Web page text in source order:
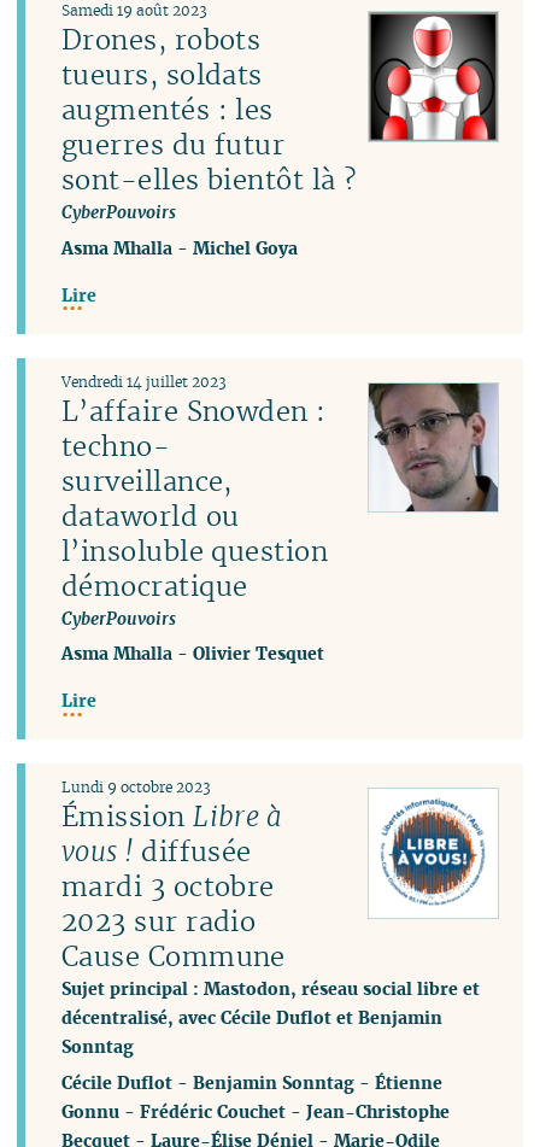
Drones, robots
tueurs, soldats
augmentés : les
guerres du futur
sont-elles bientôt là ?
CyberPouvoirs
Samedi 19 août 2023
Asma Mhalla -Michel Goya
Lire
L’affaire Snowden :
techno-
surveillance,
dataworld ou
l’insoluble question
démocratique
CyberPouvoirs
Vendredi 14 juillet 2023
Asma Mhalla -Olivier Tesquet
Lire
ÉmissionLibre à
vous ! diffusée
mardi 3 octobre
2023 sur radio
Cause Commune
Sujet principal : Mastodon, réseau social libre et
décentralisé, avec Cécile Duflot et Benjamin
Sonntag
Lundi 9 octobre 2023
Cécile Duflot -Benjamin Sonntag -Étienne
Gonnu -Frédéric Couchet -Jean-Christophe
Becquet -Laure-Élise Déniel -Marie-Odile